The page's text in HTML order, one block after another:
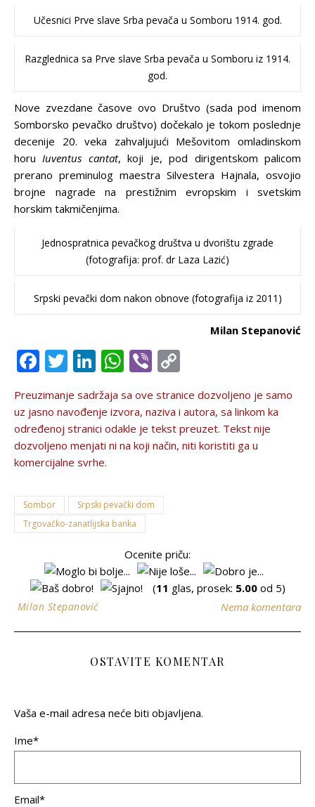
Učesnici Prve slave Srba pevača u Somboru 1914. god.
Razglednica sa Prve slave Srba pevača u Somboru iz 1914.
god.
Nove zvezdane časove ovo Društvo (sada pod imenom
Somborsko pevačko društvo) dočekalo je tokom poslednje
decenije 20. veka zahvaljujući Mešovitom omladinskom
horuIuventus cantat, koji je, pod dirigentskom palicom
prerano preminulog maestra Silvestera Hajnala, osvojio
brojne nagrade na prestižnim evropskim i svetskim
horskim takmičenjima.
Jednospratnica pevačkog društva u dvorištu zgrade
(fotografija: prof. dr Laza Lazić)
Srpski pevački dom nakon obnove (fotografija iz 2011)
Milan Stepanović
Facebook
Twitter
LinkedIn
WhatsApp
Viber
Link
Preuzimanje sadržaja sa ove stranice dozvolјeno je samo
uz jasno navođenje izvora, naziva i autora, sa linkom ka
određenoj stranici odakle je tekst preuzet. Tekst nije
dozvolјeno menjati ni na koji način, niti koristiti ga u
komercijalne svrhe.
Sombor
Srpski pevački dom
Trgovačko-zanatlijska banka
Ocenite priču:
(11 glas, prosek: 5.00od 5)
Milan Stepanović Nema komentara
OSTAVITE KOMENTAR
Vaša e-mail adresa neće biti objavljena.
Ime*
Email*